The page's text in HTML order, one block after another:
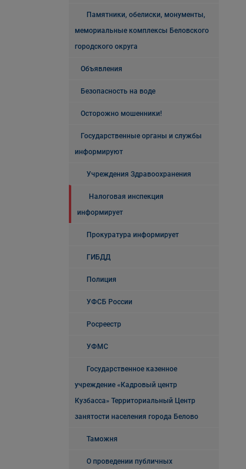
Памятники, обелиски, монументы,
мемориальные комплексы Беловского
городского округа
Объявления
Безопасность на воде
Осторожно мошенники!
Государственные органы и службы
информируют
Учреждения Здравоохранения
Налоговая инспекция
информирует
Прокуратура информирует
ГИБДД
Полиция
УФСБ России
Росреестр
УФМС
Государственное казенное
учреждение «Кадровый центр
Кузбасса» Территориальный Центр
занятости населения города Белово
Таможня
О проведении публичных